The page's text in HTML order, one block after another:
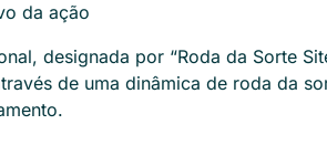
da ação
designada por “Roda da Sorte
de uma dinâmica de roda da